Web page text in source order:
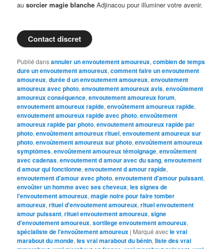
ausorcier magie blanche Adjinacou pour illuminer votre avenir.
Contact discret
Publié dansannuler un envoutement amoureux,combien de temps
dure un envoutement amoureux,comment faire un envoutement
amoureux,durée d un envoutement amoureux,envoutement
amoureux avec photo,envoutement amoureux avis,envoûtement
amoureux conséquence,envoutement amoureux forum,
envoutement amoureux rapide,envoûtement amoureux rapide,
envoutement amoureux rapide avec photo,envoûtement
amoureux rapide par photo,envoutement amoureux rapide par
photo,envoûtement amoureux rituel,envoutement amoureux sur
photo,envoûtement amoureux sur photo,envoûtement amoureux
symptômes,envoûtement amoureux témoignage,envoûtement
avec cadenas,envoutement d amour avec du sang,envoutement
d amour qui fonctionne,envoutement d amour rapide,
envoutement d'amour avec photo,envoutement d'amour puissant,
envoûter un homme avec ses cheveux,les signes de
l'envoutement amoureux,magie noire pour faire tomber
amoureux,rituel d'envoutement amoureux,rituel envoutement
amour puissant,rituel envoutement amoureux,signe
d'envoutement amoureux,sortilege envoutement amoureux,
spécialiste de l'envoûtement amoureux | Marqué avecle vrai
marabout du monde,les vrai marabout du bénin,liste des vrai